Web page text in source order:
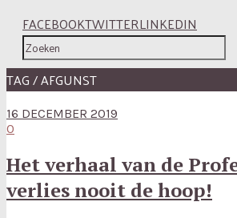
FACEBOOKTWITTERLINKEDIN
TAG / AFGUNST
16 DECEMBER 2019
0
Het verhaal van de
verlies nooit de hoop!